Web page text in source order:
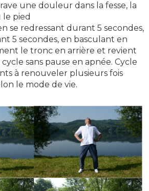
une douleur dans la fesse, la
le pied
se redressant durant 5 secondes,
5 secondes, en basculant en
le tronc en arrière et revient
sans pause en apnée. Cycle
à renouveler plusieurs fois
le mode de vie.